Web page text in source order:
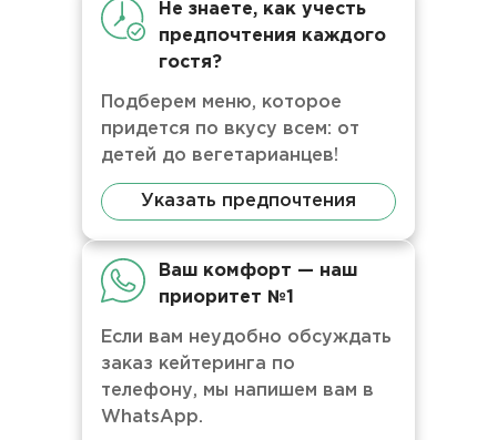
Не знаете, как учесть
предпочтения каждого
гостя?
Подберем меню, которое
придется по вкусу всем: от
детей до вегетарианцев!
Указать предпочтения
Ваш комфорт — наш
приоритет №1
Если вам неудобно обсуждать
заказ кейтеринга по
телефону, мы напишем вам в
WhatsApp.